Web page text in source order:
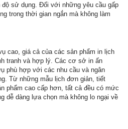
sử dụng. Đối với những yêu cầu gấp
trong thời gian ngắn mà không làm
cao, giá cả của các sản phẩm in lịch
tranh và hợp lý. Các cơ sở in ấn
phù hợp với các nhu cầu và ngân
Từ những mẫu lịch đơn giản, tiết
phẩm cao cấp hơn, tất cả đều có mức
dễ dàng lựa chọn mà không lo ngại về